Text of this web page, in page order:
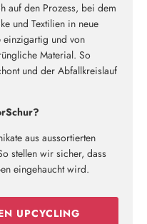
auf den Prozess, bei dem
und Textilien in neue
einzigartig und von
Material. So
und der Abfallkreislauf
aus aussortierten
stellen wir sicher, dass
eingehaucht wird.
UPCYCLING